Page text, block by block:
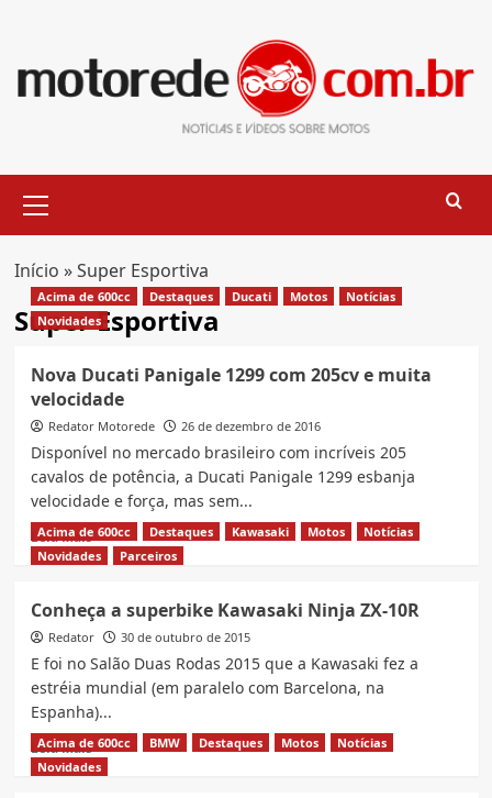
content
Menu
Início »Super Esportiva
Super Esportiva
Acima de 600cc Destaques Ducati Motos
Notícias
Novidades
Nova Ducati Panigale 1299 com 205cv e muita
velocidade
Redator Motorede 26 de dezembro de 2016
Disponível no mercado brasileiro com incríveis 205
cavalos de potência, a Ducati Panigale 1299 esbanja
velocidade e força, mas sem...
Leia MaisRead
more
Ducati
Panigale
1299
e
muita
velocidade
Acima de 600cc Destaques Kawasaki Motos
Notícias
Novidades
Parceiros
Conheça a superbike Kawasaki Ninja ZX-10R
Redator 30 de outubro de 2015
E foi no Salão Duas Rodas 2015 que a Kawasaki fez a
estréia mundial (em paralelo com Barcelona, na
Espanha)...
Leia MaisRead
more
Acima de 600cc BMW Destaques Motos
Notícias
Novidades